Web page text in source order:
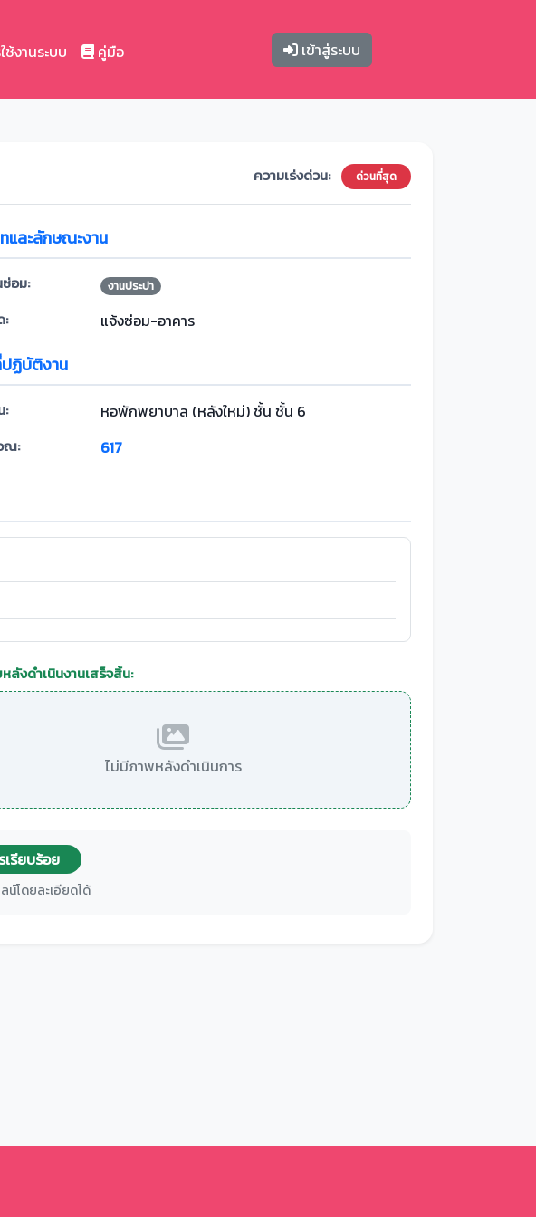
งานระบบ คู่มือ เข้าสู่ระบบ
ความเร่งด่วน: ด่วนที่สุด
ทและลักษณะงาน
ซ่อม: งานประปา
: แจ้งซ่อม-อาคาร
ฏิบัติงาน
: หอพักพยาบาล (หลังใหม่) ชั้น ชั้น 6
ณ: 617
ลังดำเนินงานเสร็จสิ้น:
ไม่มีภาพหลังดำเนินการ
เรียบร้อย
น์โดยละเอียดได้